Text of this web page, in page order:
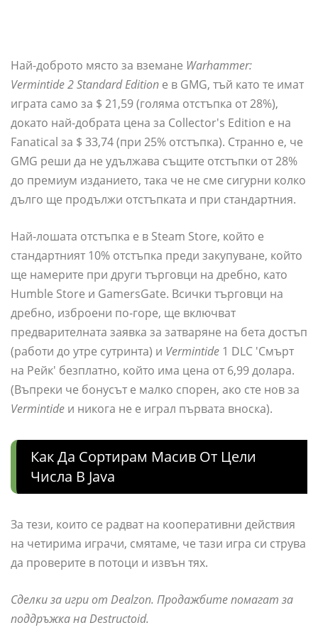
Най-доброто място за вземане Warhammer:
Vermintide 2 Standard Edition е в GMG, тъй като те имат
играта само за $ 21,59 (голяма отстъпка от 28%),
докато най-добрата цена за Collector's Edition е на
Fanatical за $ 33,74 (при 25% отстъпка). Странно е, че
GMG реши да не удължава същите отстъпки от 28%
до премиум изданието, така че не сме сигурни колко
дълго ще продължи отстъпката и при стандартния.
Най-лошата отстъпка е в Steam Store, който е
стандартният 10% отстъпка преди закупуване, който
ще намерите при други търговци на дребно, като
Humble Store и GamersGate. Всички търговци на
дребно, изброени по-горе, ще включват
предварителната заявка за затваряне на бета достъп
(работи до утре сутринта) и Vermintide 1 DLC 'Смърт
на Рейк' безплатно, който има цена от 6,99 долара.
(Въпреки че бонусът е малко спорен, ако сте нов за
Vermintide и никога не е играл първата вноска).
Как Да Сортирам Масив От Цели
Числа В Java
За тези, които се радват на кооперативни действия
на четирима играчи, смятаме, че тази игра си струва
да проверите в потоци и извън тях.
Сделки за игри от Dealzon. Продажбите помагат за
поддръжка на Destructoid.